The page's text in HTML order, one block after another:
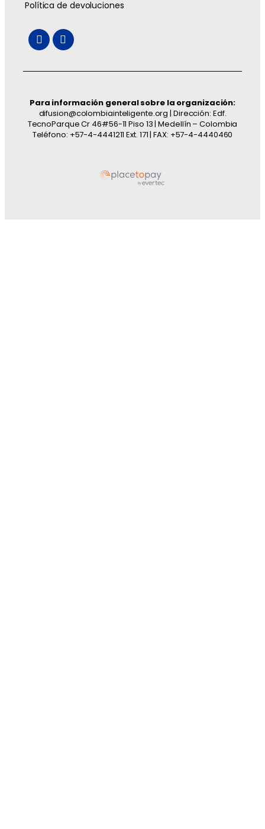
Política de devoluciones
Para información general sobre la organización:
difusion@colombiainteligente.org | Dirección: Edf.
TecnoParque Cr 46#56-11 Piso 13 | Medellín – Colombia
Teléfono: +57-4-4441211 Ext. 171 | FAX: +57-4-4440460